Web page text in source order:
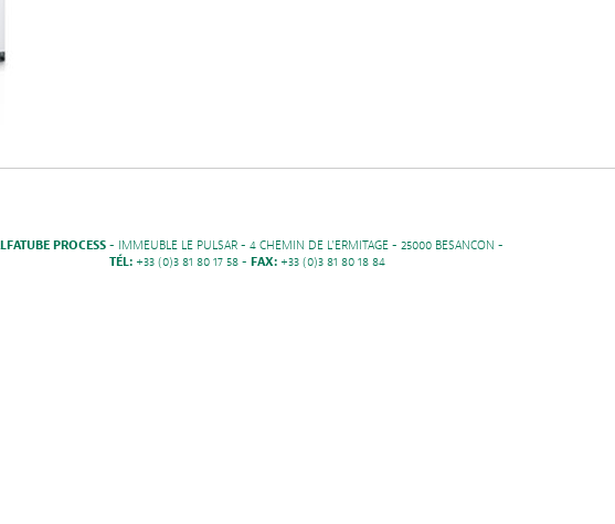
PROCESS- IMMEUBLE LE PULSAR - 4 CHEMIN DE L'ERMITAGE - 25000 BESANCON -
TÉL: +33 (0)3 81 80 17 58 - FAX: +33 (0)3 81 80 18 84